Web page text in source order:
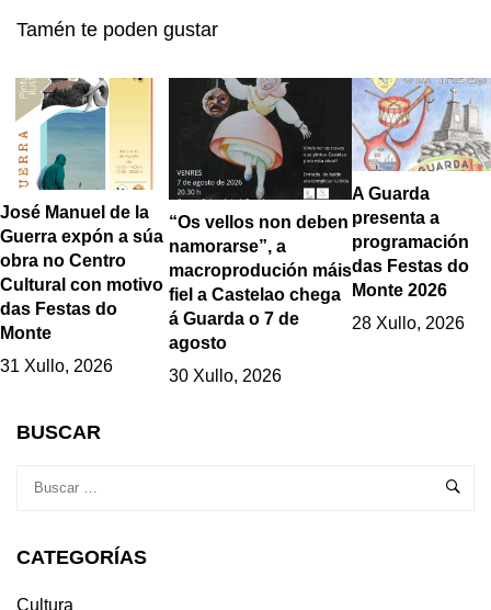
Tamén te poden gustar
José Manuel de la
Guerra expón a súa
obra no Centro
Cultural con motivo
das Festas do
Monte
31 Xullo, 2026
“Os vellos non deben
namorarse”, a
macroprodución máis
fiel a Castelao chega
á Guarda o 7 de
agosto
30 Xullo, 2026
A Guarda
presenta a
programación
das Festas do
Monte 2026
28 Xullo, 2026
BUSCAR
CATEGORÍAS
Cultura